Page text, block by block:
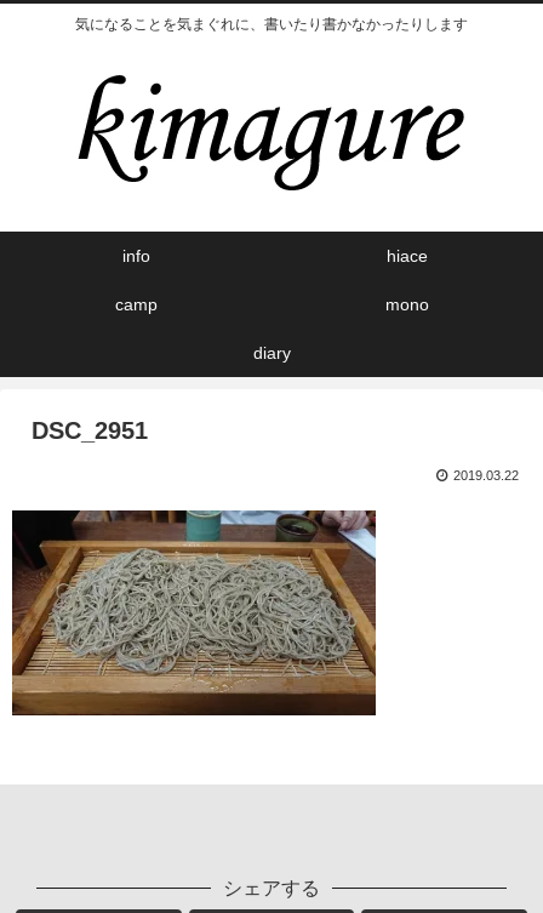
気になることを気まぐれに、書いたり書かなかったりします
info hiace
camp mono
diary
DSC_2951
2019.03.22
シェアする